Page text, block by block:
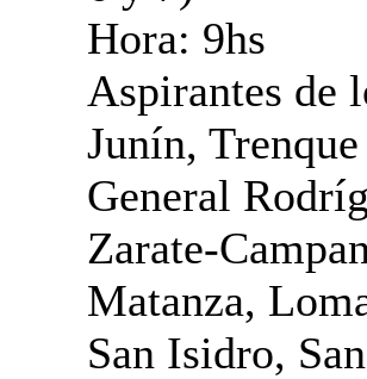
Hora: 9hs
Aspirantes de
Junín,
General
Zarate-
Matanza,
San Isidro,